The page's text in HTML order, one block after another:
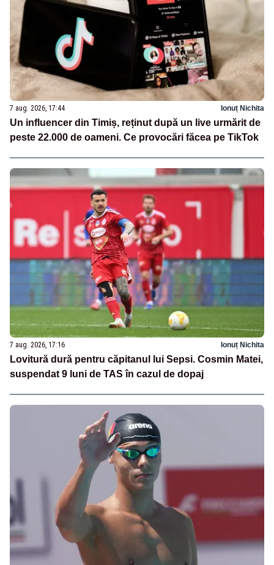
7 aug. 2026, 17:44 Ionuț Nichita
Un influencer din Timiș, reținut după un live urmărit de
peste 22.000 de oameni. Ce provocări făcea pe TikTok
7 aug. 2026, 17:16 Ionuț Nichita
Lovitură dură pentru căpitanul lui Sepsi. Cosmin Matei,
suspendat 9 luni de TAS în cazul de dopaj